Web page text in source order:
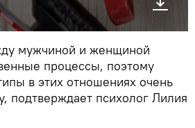
мужчиной и женщиной
процессы, поэтому
в этих отношениях очень
подтверждает психолог Лилия